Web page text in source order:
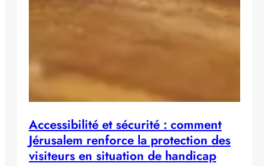
Accessibilité et sécurité : comment
Jérusalem renforce la protection des
visiteurs en situation de handicap